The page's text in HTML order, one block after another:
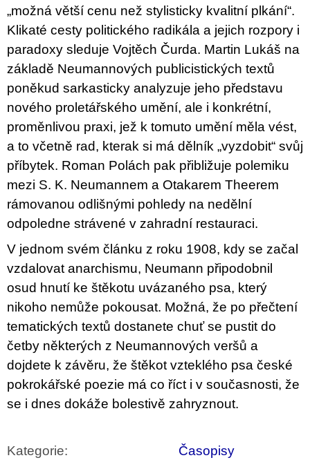
„možná větší cenu než stylisticky kvalitní plkání“.
Klikaté cesty politického radikála a jejich rozpory i
paradoxy sleduje Vojtěch Čurda. Martin Lukáš na
základě Neumannových publicistických textů
poněkud sarkasticky analyzuje jeho představu
nového proletářského umění, ale i konkrétní,
proměnlivou praxi, jež k tomuto umění měla vést,
a to včetně rad, kterak si má dělník „vyzdobit“ svůj
příbytek. Roman Polách pak přibližuje polemiku
mezi S. K. Neumannem a Otakarem Theerem
rámovanou odlišnými pohledy na nedělní
odpoledne strávené v zahradní restauraci.
V jednom svém článku z roku 1908, kdy se začal
vzdalovat anarchismu, Neumann připodobnil
osud hnutí ke štěkotu uvázaného psa, který
nikoho nemůže pokousat. Možná, že po přečtení
tematických textů dostanete chuť se pustit do
četby některých z Neumannových veršů a
dojdete k závěru, že štěkot vzteklého psa české
pokrokářské poezie má co říct i v současnosti, že
se i dnes dokáže bolestivě zahryznout.
Kategorie: Časopisy